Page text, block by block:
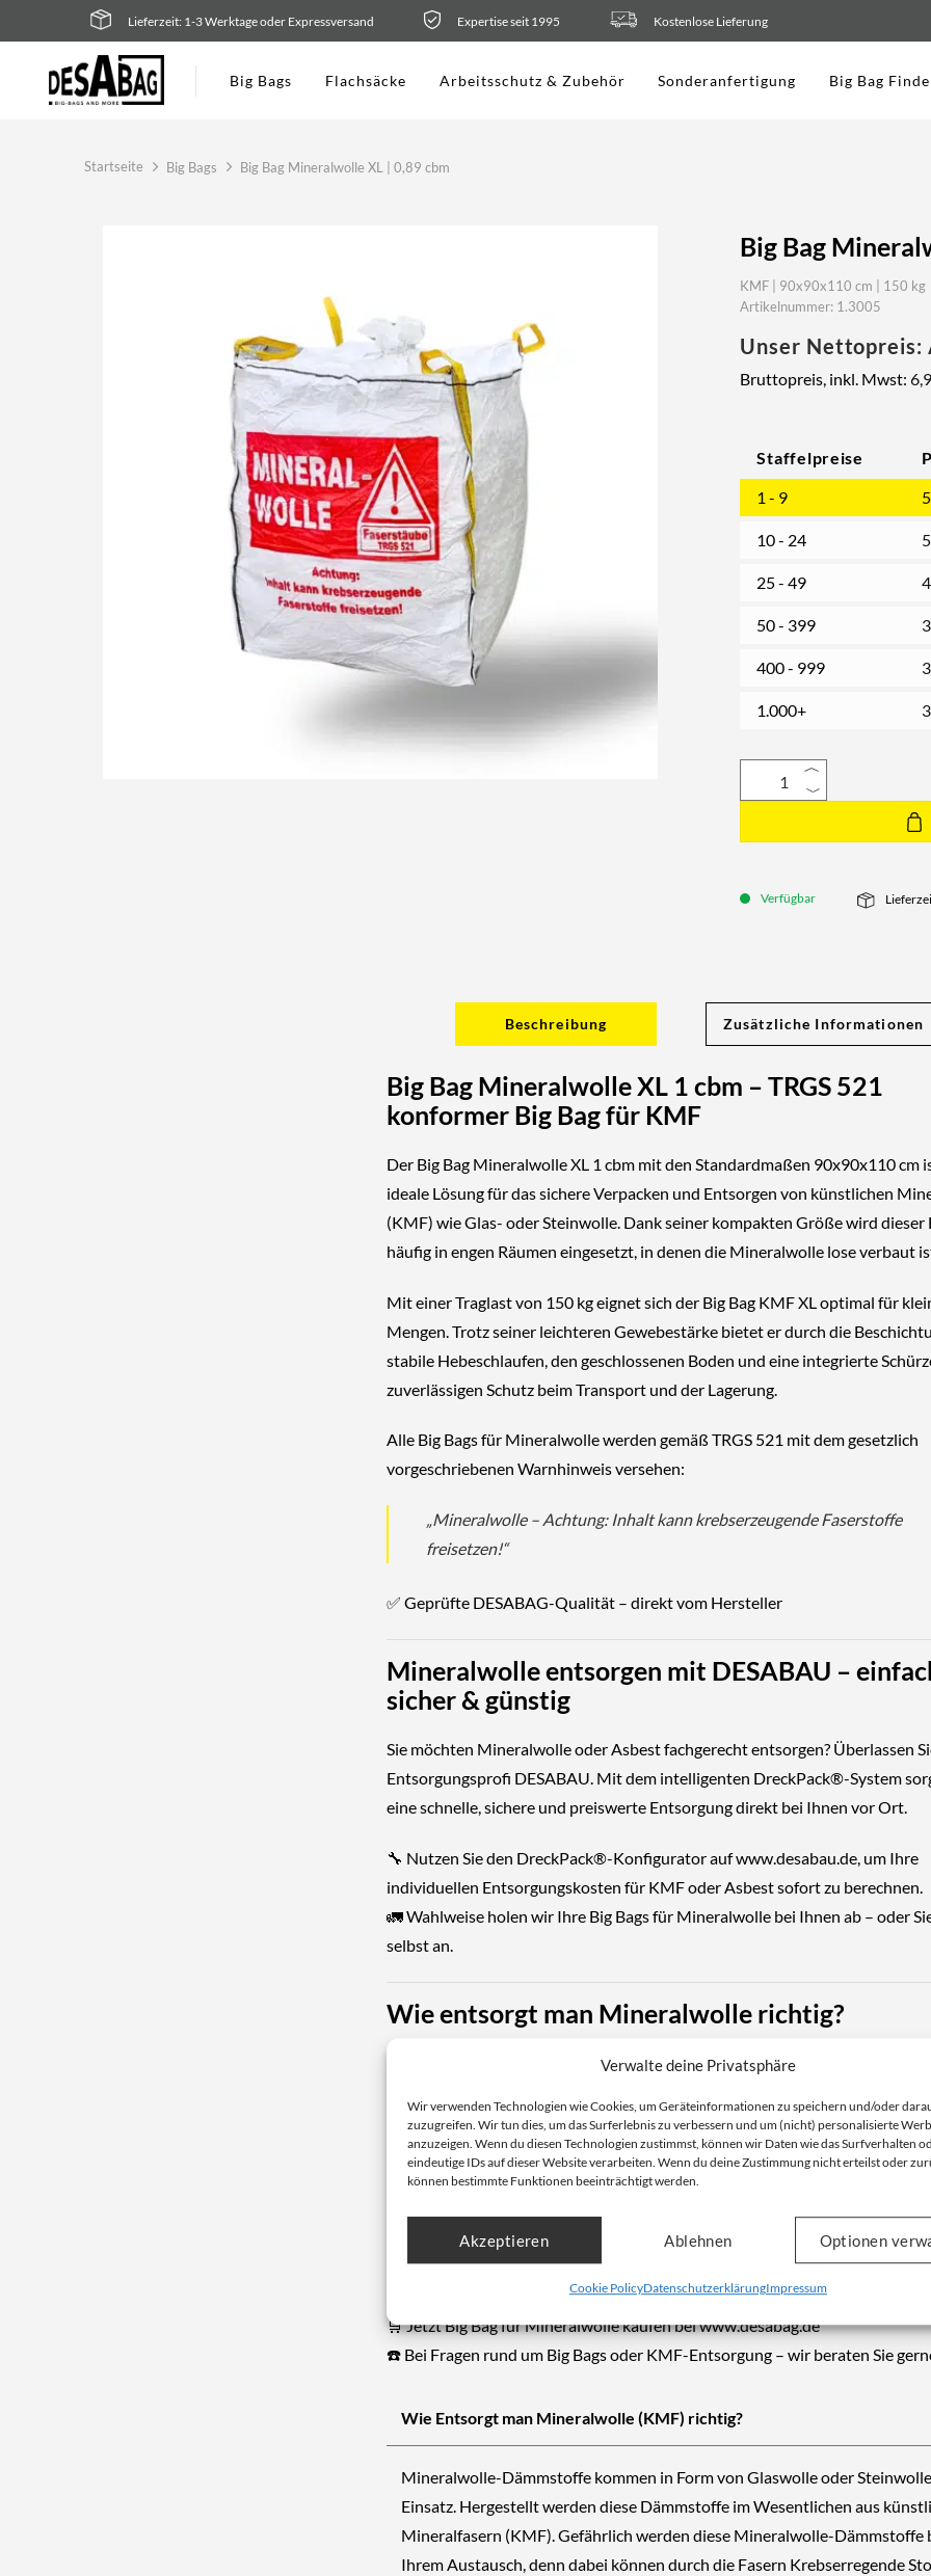
Verwalte deine Privatsphäre
Wir verwenden Technologien wie Cookies, um Geräteinformationen zu speichern und/oder
zuzugreifen. Wir tun dies, um das Surferlebnis zu verbessern und um (nicht) personalisierte
anzuzeigen. Wenn du diesen Technologien zustimmst, können wir Daten wie das Surfverhalten
eindeutige IDs auf dieser Website verarbeiten. Wenn du deine Zustimmung nicht erteilst oder
können bestimmte Funktionen beeinträchtigt werden.
Akzeptieren Ablehnen Optionen
Cookie PolicyDatenschutzerklärungImpressum
Lieferzeit: 1-3 Werktage oder Expressversand Expertise seit 1995 Kostenlose Lieferung
Big Bags Flachsäcke Arbeitsschutz & Zubehör Sonderanfertigung Big Bag
Startseite Big Bags Big Bag Mineralwolle XL | 0,89 cbm
Big Bag
KMF | 90x90x110 cm | 150 kg
Artikelnummer: 1.3005
Unser Nettopreis:
Bruttopreis, inkl. Mwst:
Staffelpreise
1 - 9
10 - 24
25 - 49
50 - 399
400 - 999
1.000+
Verfügbar
Beschreibung Zusätzliche Informationen
Big Bag Mineralwolle XL 1 cbm – TRGS 521
konformer Big Bag für KMF
Der Big Bag Mineralwolle XL 1 cbm mit den Standardmaßen 90x90x110 cm
ideale Lösung für das sichere Verpacken und Entsorgen von künstlichen
(KMF) wie Glas- oder Steinwolle. Dank seiner kompakten Größe wird dieser
häufig in engen Räumen eingesetzt, in denen die Mineralwolle lose verbaut
Mit einerTraglast von 150 kgeignet sich der Big Bag KMF XL optimal für
Mengen. Trotz seiner leichteren Gewebestärke bietet er durch die
stabile Hebeschlaufen , den geschlossenen Boden und eine integrierte
zuverlässigen Schutz beim Transport und der Lagerung.
Alle Big Bags für Mineralwolle werden gemäß TRGS 521 mit dem gesetzlich
vorgeschriebenen Warnhinweisversehen:
„Mineralwolle – Achtung: Inhalt kann krebserzeugende Faserstoffe
freisetzen!“
✅ Geprüfte DESABAG-Qualität – direkt vom Hersteller
Mineralwolle entsorgen mit DESABAU –
sicher & günstig
Sie möchten Mineralwolle oder Asbest fachgerecht entsorgen? Überlassen
Entsorgungsprofi DESABAU. Mit dem intelligenten DreckPack®-System
eineschnelle, sichere und preiswerte Entsorgungdirekt bei Ihnen vor Ort.
🔧 Nutzen Sie den DreckPack®-Konfiguratoraufwww.desabau.de, um Ihre
individuellen Entsorgungskosten für KMF oder Asbest sofort zu berechnen.
🚛 Wahlweise holen wir Ihre Big Bags für Mineralwolle bei Ihnen ab – oder
selbst an.
Wie entsorgt man Mineralwolle richtig?
, wieGlaswolle oder Steinwolle , bestehen aus
Gesundheitsgefahr: Durch das Lösen und Bewegen der Materialien können
krebserregende Fasern freigesetztund eingeatmet werden.
🛒Jetzt Big Bag für Mineralwolle kaufenbeiwww.desabag.de
☎️ Bei Fragen rund um Big Bags oder KMF-Entsorgung – wir beraten Sie
Wie Entsorgt man Mineralwolle (KMF) richtig?
Mineralwolle-Dämmstoffe kommen in Form von Glaswolle oder
Einsatz. Hergestellt werden diese Dämmstoffe im Wesentlichen aus
Mineralfasern (KMF). Gefährlich werden diese Mineralwolle-Dämmstoffe
Ihrem Austausch, denn dabei können durch die Fasern Krebserregende